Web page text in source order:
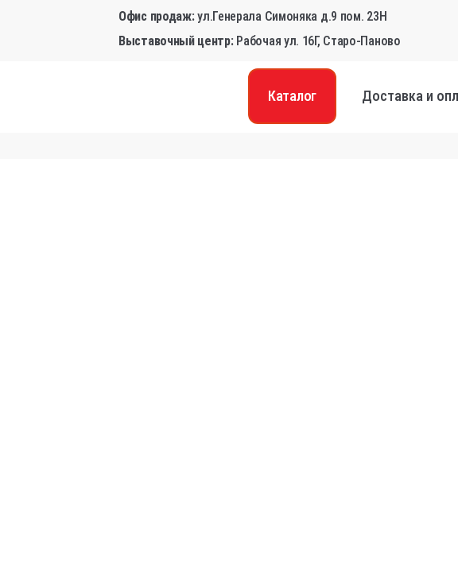
Каталог Доставка и
Офис продаж:ул.Генерала Симоняка д.9 пом. 23Н
Выставочный центр: Рабочая ул. 16Г, Старо-Паново
Доставка и оплата